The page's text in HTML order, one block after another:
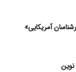
آمریکایی»
نوین